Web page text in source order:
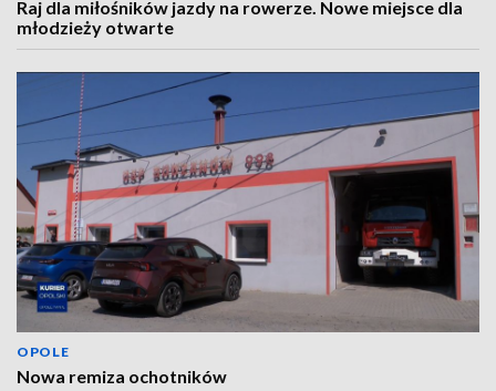
Raj dla miłośników jazdy na rowerze. Nowe miejsce dla
młodzieży otwarte
OPOLE
Nowa remiza ochotników